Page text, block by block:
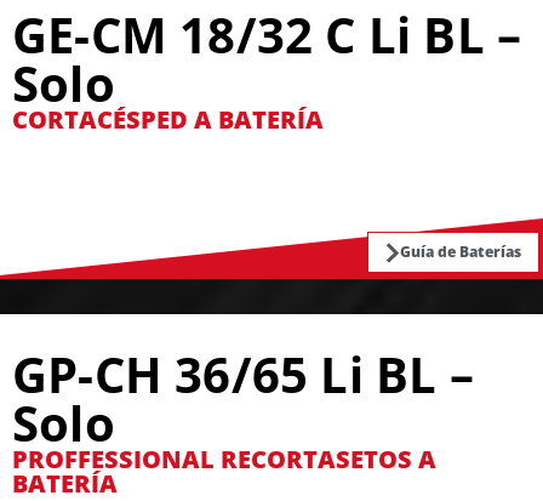
GE-CM 18/32 C Li BL –
Solo
CORTACÉSPED A BATERÍA
Guía de Baterías
GP-CH 36/65 Li BL –
Solo
PROFFESSIONAL RECORTASETOS A
BATERÍA